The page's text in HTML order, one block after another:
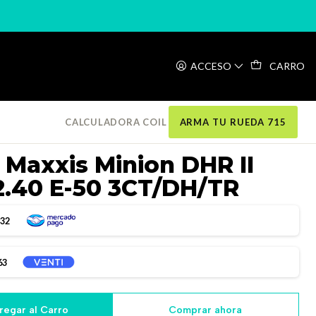
ACCESO CARRO
29×2.40 E-50 3CT/DH/TR
Minion DHR II
E-50 3CT/DH/TR
al Carro Comprar ahora
CALCULADORA COIL ARMA TU RUEDA 715